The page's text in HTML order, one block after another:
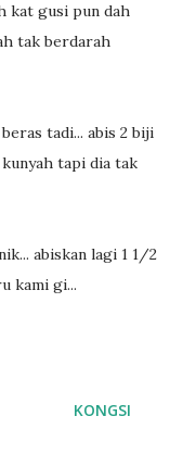
kat gusi pun dah
tak berdarah
tadi... abis 2 biji
kunyah tapi dia tak
abiskan lagi 1 1/2
kami gi...
KONGSI